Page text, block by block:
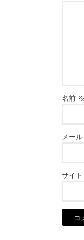
名前 ※
メール
サイト